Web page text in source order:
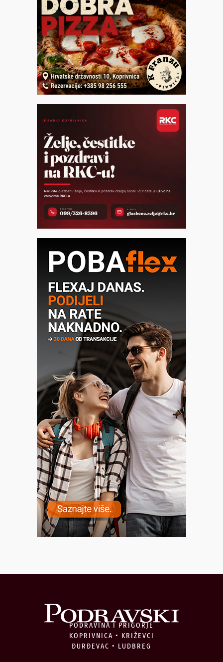
PODRAVINA I PRIGORJE
KOPRIVNICA • KRIŽEVCI
ĐURĐEVAC • LUDBREG